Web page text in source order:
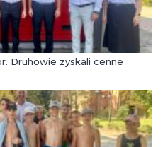
Druhowie zyskali cenne